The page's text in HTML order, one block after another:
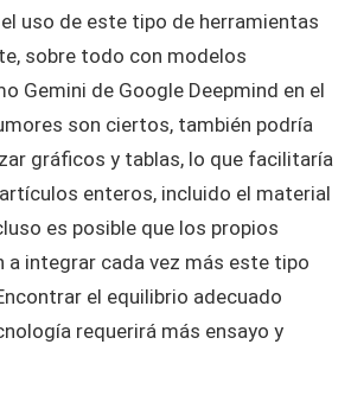
uso de este tipo de herramientas
sobre todo con modelos
Gemini de Google Deepmind en el
son ciertos, también podría
gráficos y tablas, lo que facilitaría
enteros, incluido el material
es posible que los propios
a integrar cada vez más este tipo
el equilibrio adecuado
requerirá más ensayo y